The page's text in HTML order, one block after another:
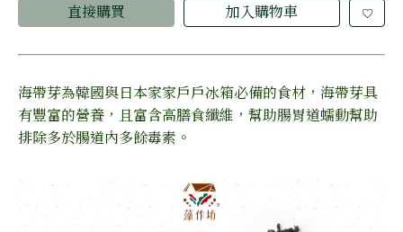
直接購買 加入購物車
海帶芽為韓國與日本家家戶戶冰箱必備的食材，海帶芽具
有豐富的營養，且富含高膳食纖維，幫助腸胃道蠕動幫助
排除多於腸道內多餘毒素。